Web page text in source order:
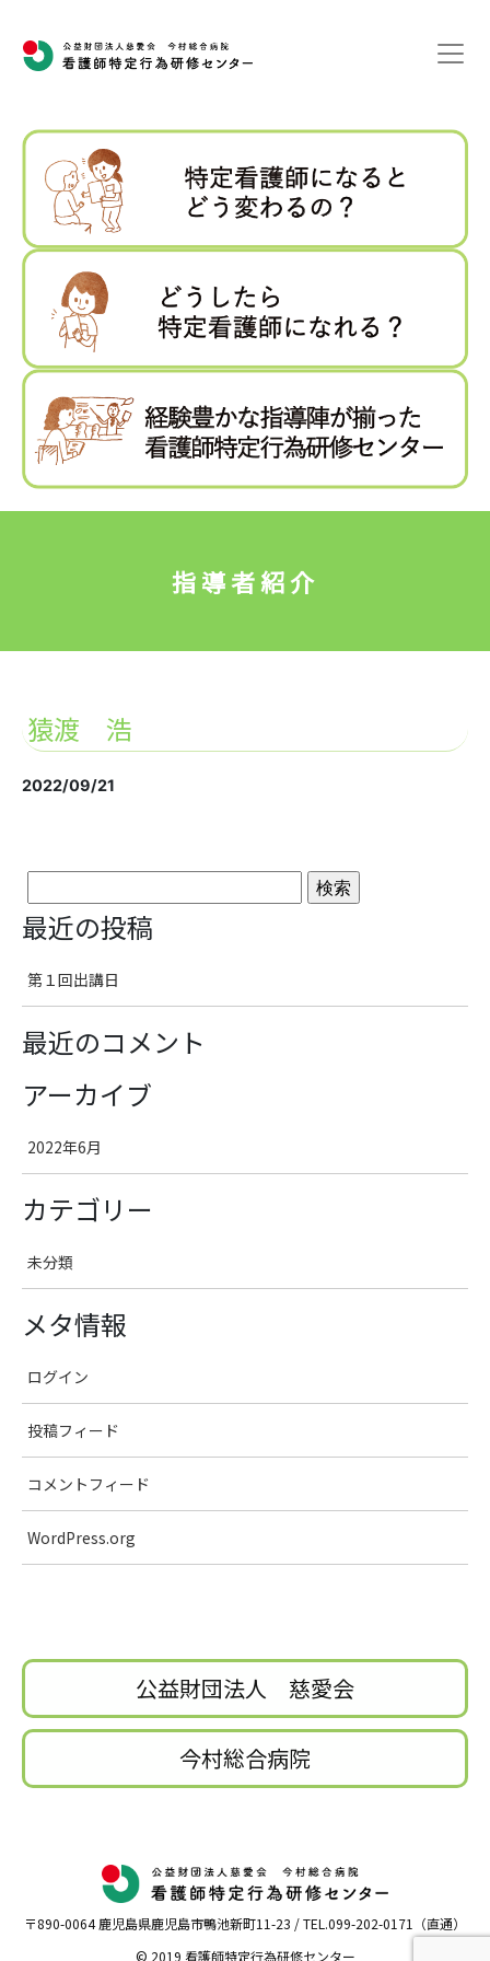
指導者紹介
猿渡 浩
2022/09/21
索:
最近の投稿
第１回出講日
最近のコメント
アーカイブ
2022年6月
カテゴリー
未分類
メタ情報
ログイン
投稿フィード
コメントフィード
WordPress.org
公益財団法人 慈愛会
今村総合病院
〒890-0064 鹿児島県鹿児島市鴨池新町11-23 / TEL.099-202-0171（直通）
© 2019 看護師特定行為研修センター